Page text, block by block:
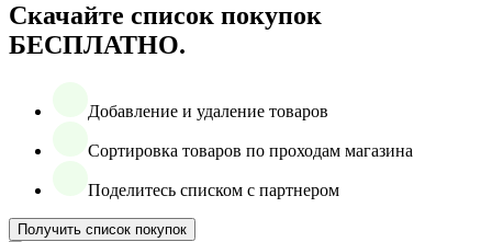
Скачайте список покупок
БЕСПЛАТНО.
Добавление и удаление товаров
Сортировка товаров по проходам магазина
Поделитесь списком с партнером
Получить список покупок